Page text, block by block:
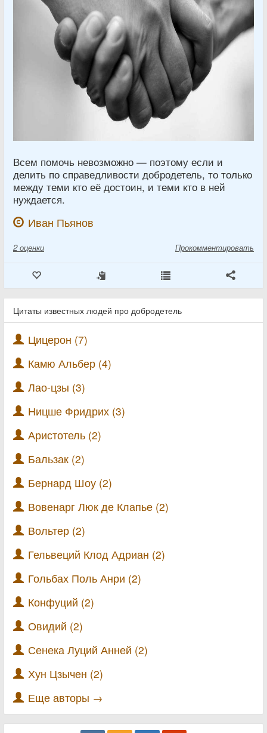
Всем помочь невозможно — поэтому если и
делить по справедливости добродетель, то только
между теми кто её достоин, и теми кто в ней
нуждается.
Иван Пьянов
2 оценки Прокомментировать
Цитаты известных людей про добродетель
Цицерон (7)
Камю Альбер (4)
Лао-цзы (3)
Ницше Фридрих (3)
Аристотель (2)
Бальзак (2)
Бернард Шоу (2)
Вовенарг Люк де Клапье (2)
Вольтер (2)
Гельвеций Клод Адриан (2)
Гольбах Поль Анри (2)
Конфуций (2)
Овидий (2)
Сенека Луций Анней (2)
Хун Цзычен (2)
Еще авторы →